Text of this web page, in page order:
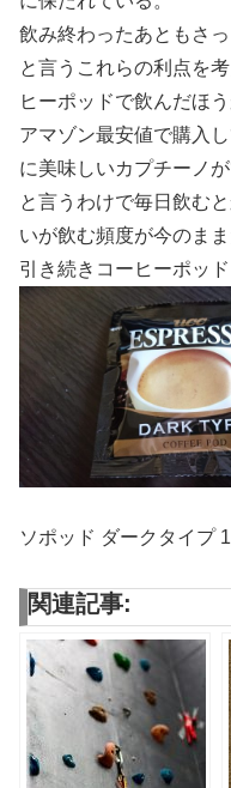
飲み終わったあともさっ
と言うこれらの利点を
ヒーポッドで飲んだほ
アマゾン最安値で購入
に美味しいカプチーノが
と言うわけで毎日飲む
いが飲む頻度が今のま
引き続きコーヒーポッ
ソポッド ダークタイプ
関連記事: